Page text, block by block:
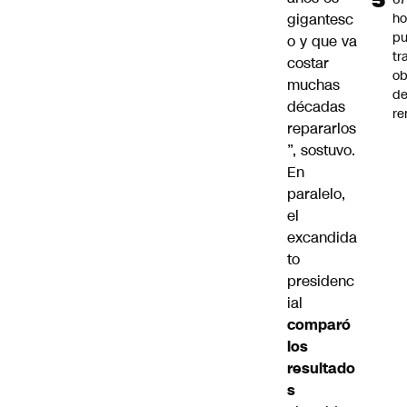
gigantesc
o y que va
costar
muchas
décadas
repararlos
”, sostuvo.
En
paralelo,
el
excandida
to
presidenc
ial
comparó
los
resultado
s
de